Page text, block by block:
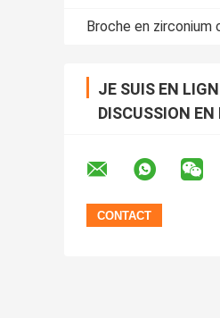
Broche en zirconium
JE SUIS EN
DISCUSSION EN